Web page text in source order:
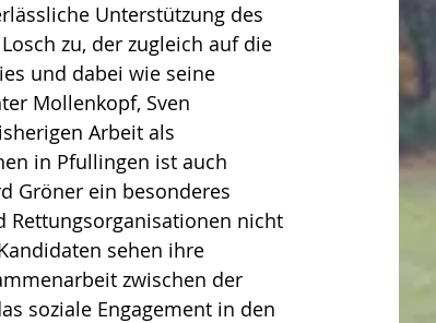
Unterstützung des
zu, der zugleich auf die
und dabei wie seine
Mollenkopf, Sven
Arbeit als
in Pfullingen ist auch
Gröner ein besonderes
Rettungsorganisationen nicht
sehen ihre
zwischen der
soziale Engagement in den